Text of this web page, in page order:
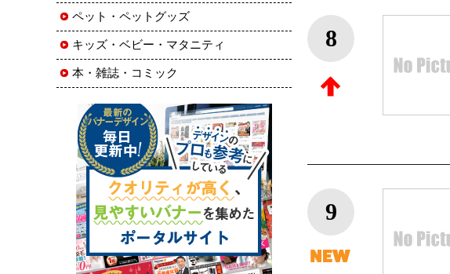
8
9
ペット・ペットグッズ
キッズ・ベビー・マタニティ
本・雑誌・コミック